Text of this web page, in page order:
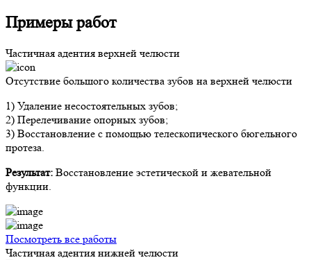
Примеры работ
Частичная адентия верхней челюсти
Отсутствие большого количества зубов на верхней челюсти
1) Удаление несостоятельных зубов;
2) Перелечивание опорных зубов;
3) Восстановление с помощью телескопического бюгельного
протеза.
Результат: Восстановление эстетической и жевательной
функции.
Посмотреть все работы
Частичная адентия нижней челюсти